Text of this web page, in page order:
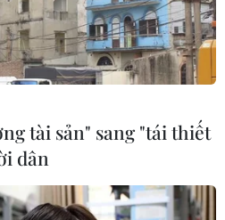
tốc Bắc-Nam sẽ được
5 tới
Bắc-Nam phía Đông được đưa
tốc Nha Trang-Cam Lâm
3 tháng.
tài sản" sang "tái thiết
dân